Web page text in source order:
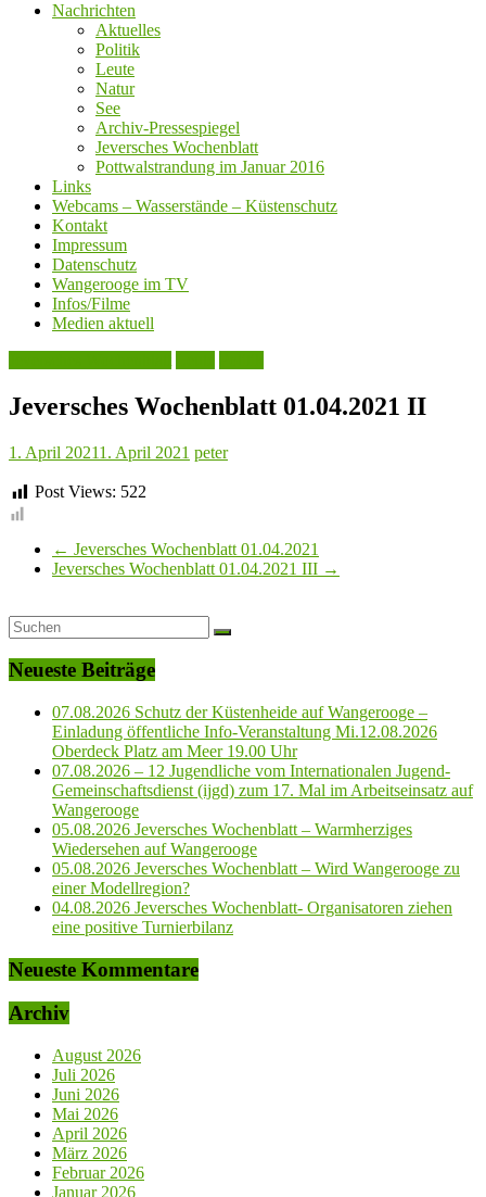
Nachrichten
Aktuelles
Politik
Leute
Natur
See
Archiv-Pressespiegel
Jeversches Wochenblatt
Pottwalstrandung im Januar 2016
Links
Webcams – Wasserstände – Küstenschutz
Kontakt
Impressum
Datenschutz
Wangerooge im TV
Infos/Filme
Medien aktuell
Jeversches Wochenblatt 01.04.2021 II
1. April 20211. April 2021 peter
Post Views: 522
← Jeversches Wochenblatt 01.04.2021
Jeversches Wochenblatt 01.04.2021 III →
Neueste Beiträge
07.08.2026 Schutz der Küstenheide auf Wangerooge –
Einladung öffentliche Info-Veranstaltung Mi.12.08.2026
Oberdeck Platz am Meer 19.00 Uhr
07.08.2026 – 12 Jugendliche vom Internationalen Jugend-
Gemeinschaftsdienst (ijgd) zum 17. Mal im Arbeitseinsatz auf
Wangerooge
05.08.2026 Jeversches Wochenblatt – Warmherziges
Wiedersehen auf Wangerooge
05.08.2026 Jeversches Wochenblatt – Wird Wangerooge zu
einer Modellregion?
04.08.2026 Jeversches Wochenblatt- Organisatoren ziehen
eine positive Turnierbilanz
Neueste Kommentare
Archiv
August 2026
Juli 2026
Juni 2026
Mai 2026
April 2026
März 2026
Februar 2026
Januar 2026